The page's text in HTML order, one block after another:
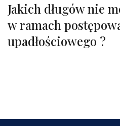
Jakich długów nie
w ramach
upadłościowego ?